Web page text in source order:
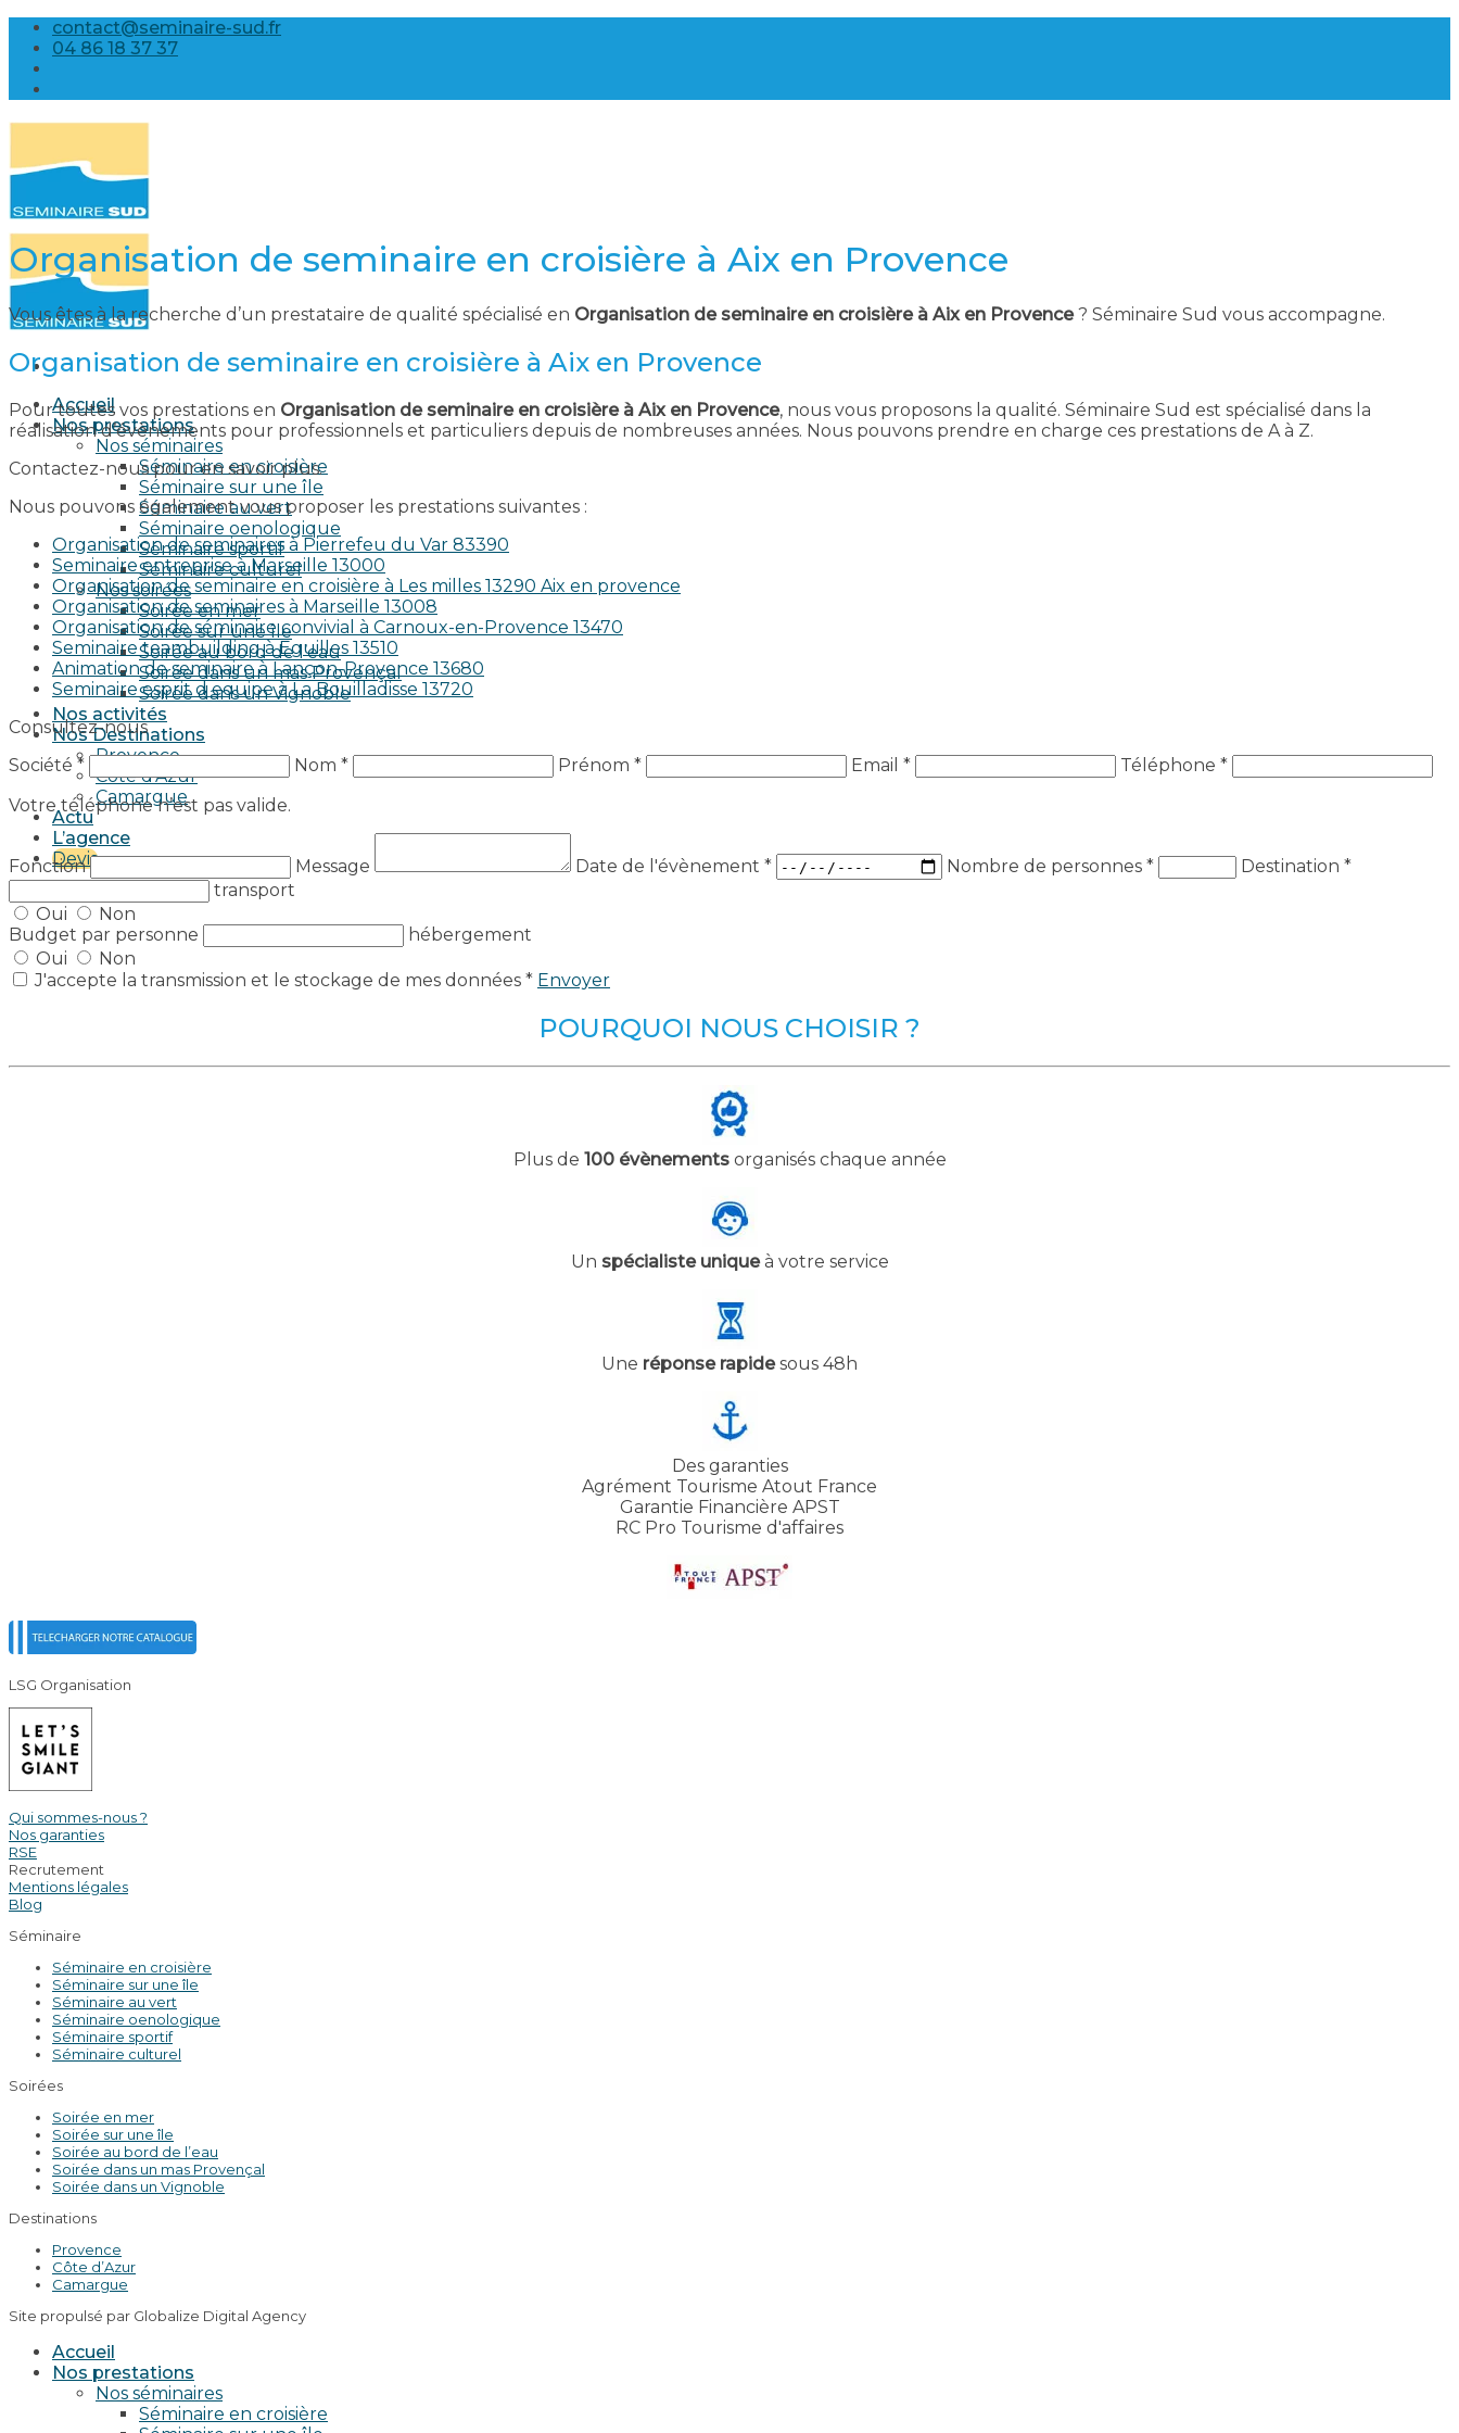
Skip
content
contact@seminaire-sud.fr
04 86 18 37 37
Accueil
Nos prestations
Nos séminaires
Séminaire en croisière
Séminaire sur une île
Séminaire au vert
Séminaire oenologique
Séminaire sportif
Séminaire culturel
Nos soirées
Soirée en mer
Soirée sur une île
Soirée au bord de l’eau
Soirée dans un mas Provençal
Soirée dans un Vignoble
Nos activités
Nos Destinations
Provence
Côte d’Azur
Camargue
Actu
L’agence
Devis
Organisation de seminaire en croisière à Aix en Provence
Vous êtes à la recherche d’un prestataire de qualité spécialisé en Organisation de seminaire en croisière à Aix en Provence? Séminaire Sud vous accompagne.
Organisation de seminaire en croisière à Aix en Provence
Pour toutes vos prestations en Organisation de seminaire en croisière à Aix en Provence, nous vous proposons la qualité. Séminaire Sud est spécialisé dans la
réalisation d’évènements pour professionnels et particuliers depuis de nombreuses années. Nous pouvons prendre en charge ces prestations de A à Z.
Contactez-nous pour en savoir plus.
Nous pouvons également vous proposer les prestations suivantes :
Organisation de seminaires à Pierrefeu du Var 83390
Seminaire entreprise à Marseille 13000
Organisation de seminaire en croisière à Les milles 13290 Aix en provence​
Organisation de seminaires à Marseille 13008
Organisation de séminaire convivial à Carnoux-en-Provence 13470
Seminaire teambuilding à Eguilles 13510
Animation de seminaire à Lançon-Provence 13680
Seminaire esprit d equipe à La Bouilladisse 13720
Consultez-nous
Société *
Nom * Prénom * Email *
Téléphone *
Votre téléphone n’est pas valide.
Fonction Message Date de l'évènement * Nombre de personnes * Destination *
transport
Oui
Non
Budget par personne
hébergement
Oui
Non
J'accepte la transmission et le stockage de mes données * Envoyer
POURQUOI NOUS CHOISIR ?
Plus de 100 évènementsorganisés chaque année
Un spécialiste uniqueà votre service
Une réponse rapidesous 48h
Des garanties
Agrément Tourisme Atout France
Garantie Financière APST
RC Pro Tourisme d'affaires
LSG Organisation
Qui sommes-nous ?
Nos garanties
RSE
Recrutement
Mentions légales
Blog
Séminaire
Séminaire en croisière
Séminaire sur une île
Séminaire au vert
Séminaire oenologique
Séminaire sportif
Séminaire culturel
Soirées
Soirée en mer
Soirée sur une île
Soirée au bord de l’eau
Soirée dans un mas Provençal
Soirée dans un Vignoble
Destinations
Provence
Côte d’Azur
Camargue
Site propulsé par Globalize Digital Agency
Accueil
Nos prestations
Nos séminaires
Séminaire en croisière